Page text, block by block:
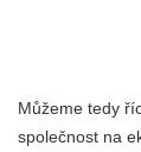
Můžeme tedy
společnost na